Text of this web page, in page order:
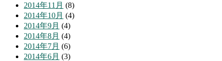
2014年11月 (8)
2014年10月 (4)
2014年9月 (4)
2014年8月 (4)
2014年7月 (6)
2014年6月 (3)